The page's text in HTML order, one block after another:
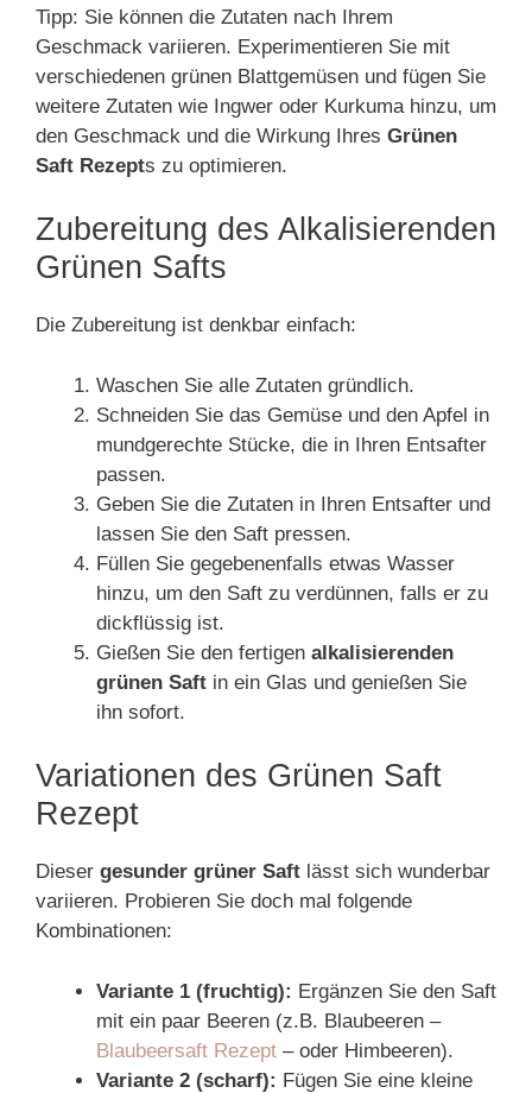
Tipp: Sie können die Zutaten nach Ihrem
Geschmack variieren. Experimentieren Sie mit
verschiedenen grünen Blattgemüsen und fügen Sie
weitere Zutaten wie Ingwer oder Kurkuma hinzu, um
den Geschmack und die Wirkung Ihres Grünen
Saft Rezepts zu optimieren.
Zubereitung des Alkalisierenden
Grünen Safts
Die Zubereitung ist denkbar einfach:
Waschen Sie alle Zutaten gründlich.
Schneiden Sie das Gemüse und den Apfel in
mundgerechte Stücke, die in Ihren Entsafter
passen.
Geben Sie die Zutaten in Ihren Entsafter und
lassen Sie den Saft pressen.
Füllen Sie gegebenenfalls etwas Wasser
hinzu, um den Saft zu verdünnen, falls er zu
dickflüssig ist.
Gießen Sie den fertigen alkalisierenden
grünen Saft in ein Glas und genießen Sie
ihn sofort.
Variationen des Grünen Saft
Rezept
Dieser gesunder grüner Saft lässt sich wunderbar
variieren. Probieren Sie doch mal folgende
Kombinationen:
Variante 1 (fruchtig): Ergänzen Sie den Saft
mit ein paar Beeren (z.B. Blaubeeren –
Blaubeersaft Rezept – oder Himbeeren).
Variante 2 (scharf): Fügen Sie eine kleine